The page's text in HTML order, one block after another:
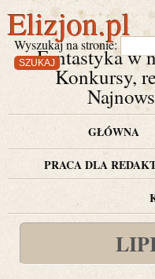
Wyszukaj na stronie:
Elizjon.pl
Fantastyka w
Konkursy,
GŁÓWNA
PRACA DLA